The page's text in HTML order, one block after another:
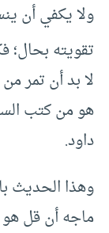
ولا يكفي أن
تقويته بحال؛
لا بد أن تمر
هو من كتب
داود.
وهذا الحديث
ماجه أن قل هو